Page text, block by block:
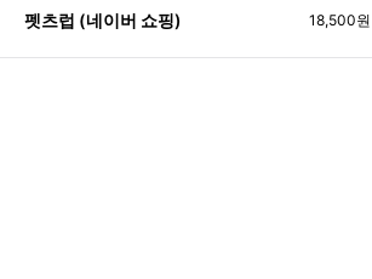
펫츠럽 (네이버 쇼핑) 18,500원